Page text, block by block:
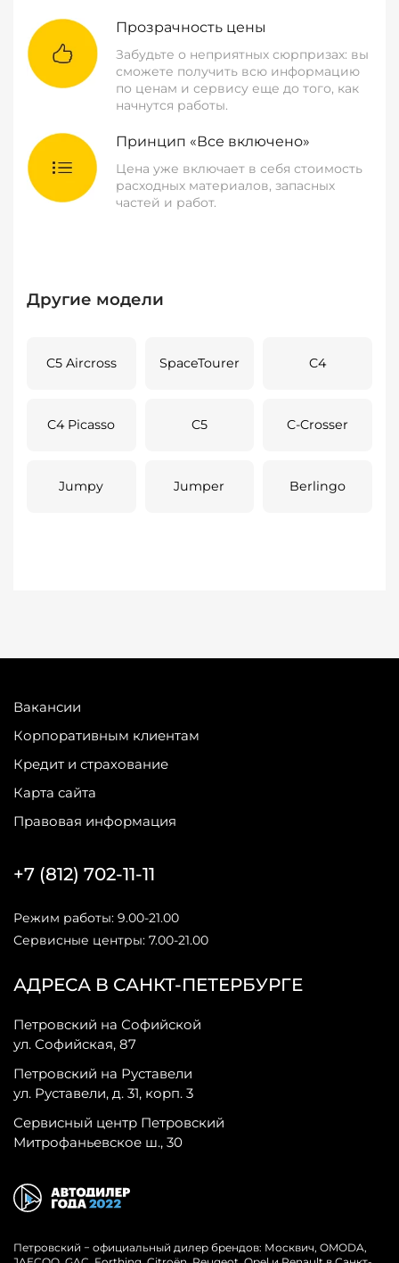
Прозрачность цены
Забудьте о неприятных сюрпризах: вы
сможете получить всю информацию
по ценам и сервису еще до того, как
начнутся работы.
Принцип «Все включено»
Цена уже включает в себя стоимость
расходных материалов, запасных
частей и работ.
Другие модели
C5 Aircross SpaceTourer C4
C4 Picasso C5 C-Crosser
Jumpy Jumper Berlingo
Вакансии
Корпоративным клиентам
Кредит и страхование
Карта сайта
Правовая информация
АДРЕСА В САНКТ-ПЕТЕРБУРГЕ
Петровский на Софийской
ул. Софийская, 87
Петровский на Руставели
ул. Руставели, д. 31, корп. 3
Сервисный центр Петровский
Митрофаньевское ш., 30
+7 (812) 702-11-11
Режим работы: 9.00-21.00
Сервисные центры: 7.00-21.00
Петровский − официальный дилер брендов: Москвич, OMODA,